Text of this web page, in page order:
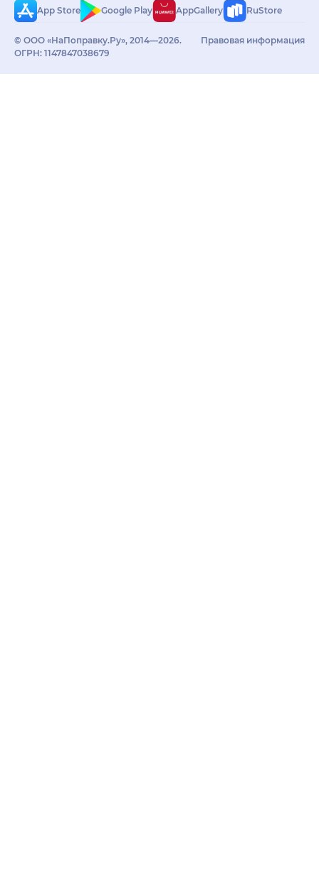
App Store
Google Play AppGallery RuStore
© ООО «НаПоправку.Ру», 2014—2026.
ОГРН: 1147847038679
Правовая информация